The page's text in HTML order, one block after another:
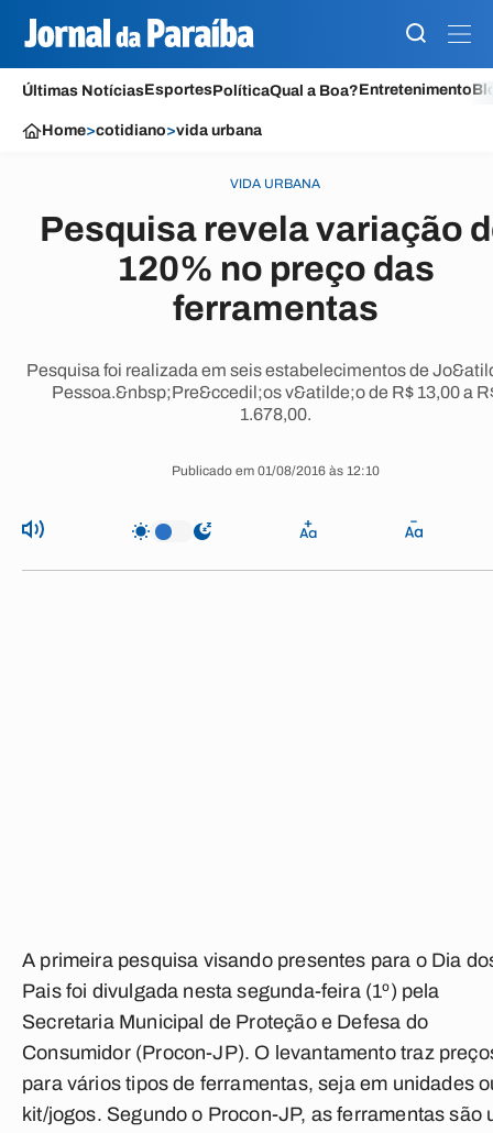
Últimas NotíciasEsportesPolíticaQual a Boa?Entretenimento
Home>cotidiano>vida urbana
VIDA URBANA
Pesquisa revela variação
120% no preço das
ferramentas
Pesquisa foi realizada em seis estabelecimentos de
Pessoa.&nbsp;Pre&ccedil;os v&atilde;o de R$ 13,00 a
1.678,00.
Publicado em 01/08/2016 às 12:10
A primeira pesquisa visando presentes para o Dia
Pais foi divulgada nesta segunda-feira (1º) pela
Secretaria Municipal de Proteção e Defesa do
Consumidor (Procon-JP). O levantamento traz
para vários tipos de ferramentas, seja em unidades
kit/jogos. Segundo o Procon-JP, as ferramentas são